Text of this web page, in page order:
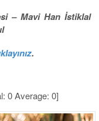
– Mavi Han İstiklal
.
0Average: 0]